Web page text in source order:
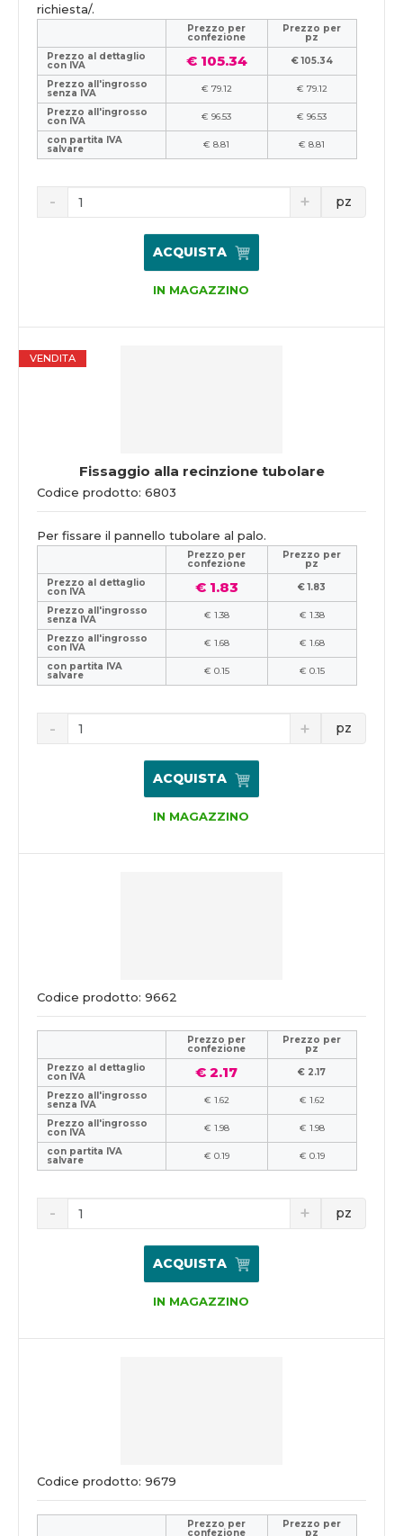
richiesta/.
Prezzo per
confezione
Prezzo per
pz
Prezzo al dettaglio
con IVA € 105.34
€ 105.34
Prezzo all'ingrosso
senza IVA € 79.12
€ 79.12
Prezzo all'ingrosso
con IVA € 96.53
€ 96.53
con partita IVA
salvare € 8.81 € 8.81
pz
ACQUISTA
IN MAGAZZINO
Fissaggio alla recinzione tubolare
Codice prodotto: 6803
VENDITA
Per fissare il pannello tubolare al palo.
Prezzo per
confezione
Prezzo per
pz
Prezzo al dettaglio
con IVA € 1.83
€ 1.83
Prezzo all'ingrosso
senza IVA € 1.38
€ 1.38
Prezzo all'ingrosso
con IVA € 1.68
€ 1.68
con partita IVA
salvare € 0.15 € 0.15
pz
ACQUISTA
IN MAGAZZINO
Codice prodotto: 9662
Prezzo per
confezione
Prezzo per
pz
Prezzo al dettaglio
con IVA € 2.17
€ 2.17
Prezzo all'ingrosso
senza IVA € 1.62
€ 1.62
Prezzo all'ingrosso
con IVA € 1.98
€ 1.98
con partita IVA
salvare € 0.19 € 0.19
pz
ACQUISTA
IN MAGAZZINO
Codice prodotto: 9679
Prezzo per
confezione
Prezzo per
pz